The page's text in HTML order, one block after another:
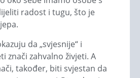
radost i tugu, što je
da „svjesnije“ i
znači zahvalno živjeti. A
također, biti svjestan da